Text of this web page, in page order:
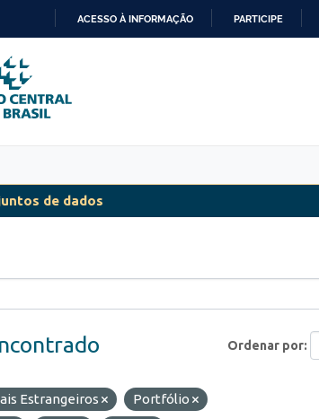
PARA
O
CONTEÚDO
ACESSO À INFORMAÇÃO PARTICIPE
de dados
Ordenar por
Estrangeiros
Portfólio